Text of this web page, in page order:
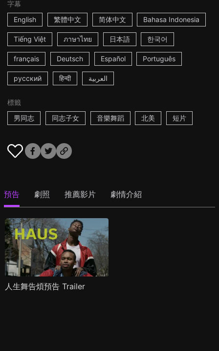
字幕
English
繁體中文 简体中文 Bahasa Indonesia
Tiếng Việt ภาษาไทย 日本語 한국어
français Deutsch Español Português
русский हिन्दी العربية
標籤
男同志
同志子女 音樂舞蹈 北美 短片
預告 劇照 推薦影片 劇情介紹
人生舞告煩預告 Trailer